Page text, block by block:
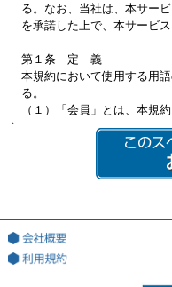
る。なお、当社は、本サー
を承諾した上で、本サービ
第１条 定 義
本規約において使用する用
る。
（１）「会員」とは、本規
定する必要書類を提供し、
員資格を付与され会員登録
（２）「本サイト」とは、
本サービス専用のWEBサ
ことを希望する法人又は個
（４）「登録情報」とは、